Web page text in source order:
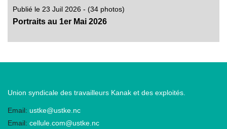
Publié le 23 Juil 2026 - (34 photos)
Portraits au 1er Mai 2026
Union syndicale des travailleurs Kanak et des exploités.
Email: ustke@ustke.nc
Email: cellule.com@ustke.nc